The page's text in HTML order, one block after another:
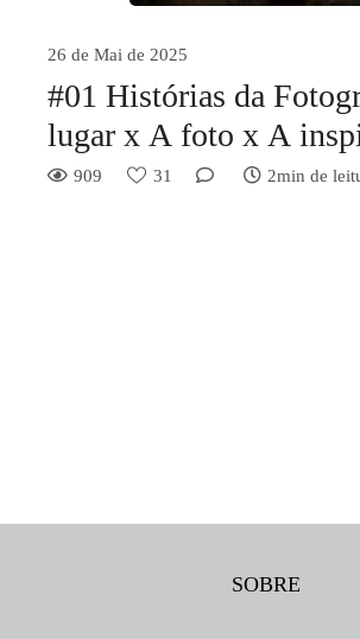
26 de Mai de 2025
#01 Histórias da
lugar x A foto x A
909 31 2min de
SOBRE